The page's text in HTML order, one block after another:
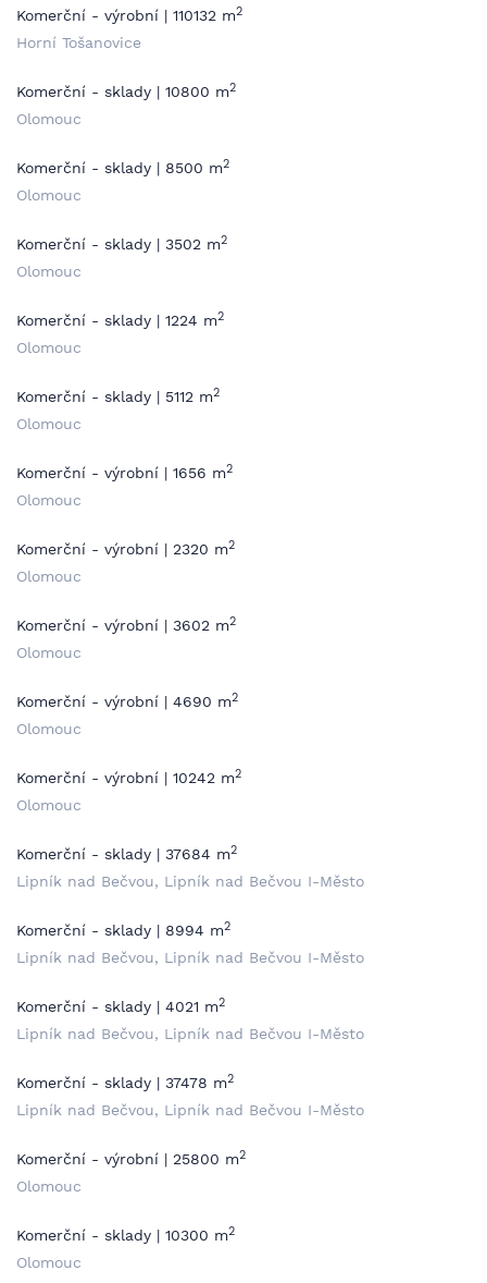
Komerční - výrobní | 110132 m2
Horní Tošanovice
Komerční - sklady | 10800 m2
Olomouc
Komerční - sklady | 8500 m2
Olomouc
Komerční - sklady | 3502 m2
Olomouc
Komerční - sklady | 1224 m2
Olomouc
Komerční - sklady | 5112 m2
Olomouc
Komerční - výrobní | 1656 m2
Olomouc
Komerční - výrobní | 2320 m2
Olomouc
Komerční - výrobní | 3602 m2
Olomouc
Komerční - výrobní | 4690 m2
Olomouc
Komerční - výrobní | 10242 m2
Olomouc
Komerční - sklady | 37684 m2
Lipník nad Bečvou, Lipník nad Bečvou I-Město
Komerční - sklady | 8994 m2
Lipník nad Bečvou, Lipník nad Bečvou I-Město
Komerční - sklady | 4021 m2
Lipník nad Bečvou, Lipník nad Bečvou I-Město
Komerční - sklady | 37478 m2
Lipník nad Bečvou, Lipník nad Bečvou I-Město
Komerční - výrobní | 25800 m2
Olomouc
Komerční - sklady | 10300 m2
Olomouc